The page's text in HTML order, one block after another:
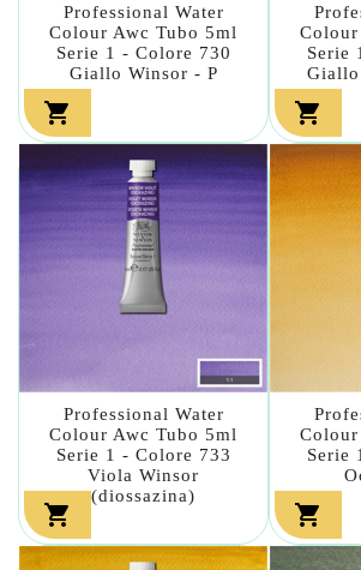
Professional Water
Colour Awc Tubo 5ml
Serie 1 - Colore 730
Giallo Winsor - P

Serie
Giallo

Professional Water
Colour Awc Tubo 5ml
Serie 1 - Colore 733
Viola Winsor
(diossazina)

Serie
